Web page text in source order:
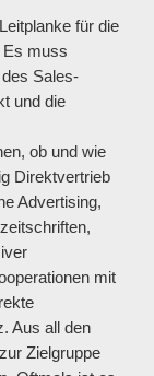
für die
Es muss
Sales-
und die
ob und wie
Direktvertrieb
Advertising,
mit
Aus all den
Zielgruppe